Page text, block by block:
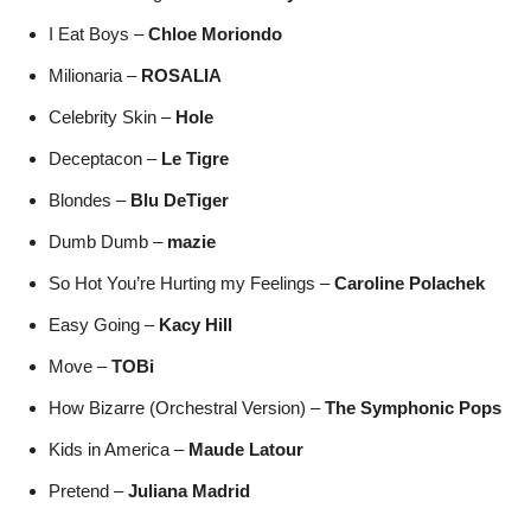
I Eat Boys –Chloe Moriondo
Milionaria –ROSALIA
Celebrity Skin – Hole
Deceptacon – Le Tigre
Blondes –Blu DeTiger
Dumb Dumb – mazie
So Hot You’re Hurting my Feelings –Caroline Polachek
Easy Going –Kacy Hill
Move –TOBi
How Bizarre (Orchestral Version) –The Symphonic Pops
Kids in America – Maude Latour
Pretend –Juliana Madrid